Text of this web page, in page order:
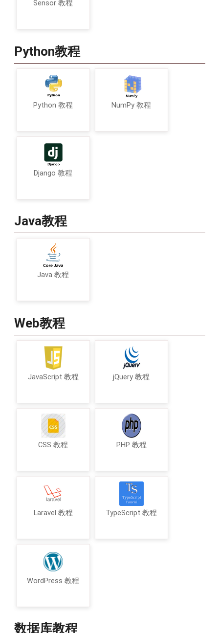
Sensor 教程
Python教程
Python 教程 NumPy 教程
Django 教程
Java教程
Java 教程
Web教程
JavaScript 教程 jQuery 教程
CSS 教程 PHP 教程
Laravel 教程 TypeScript 教程
WordPress 教程
数据库教程